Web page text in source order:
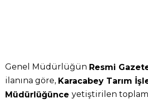
Genel Müdürlüğün Resmi
ilanına göre, Karacabey Tarım
Müdürlüğünce yetiştirilen